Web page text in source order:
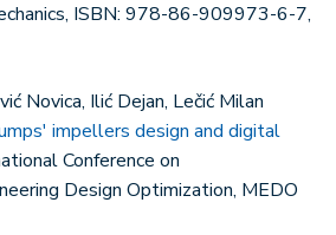
ISBN: 978-86-909973-6-7,
Novica, Ilić Dejan, Lečić Milan
impellers design and digital
Conference on
Design Optimization, MEDO